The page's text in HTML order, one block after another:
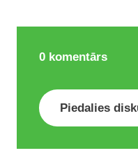
0 komentārs
Piedalies